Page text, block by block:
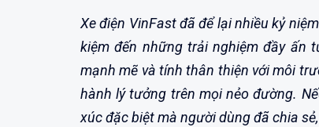
Xe điện VinFast đã để lại nhiều kỷ
kiệm đến những trải nghiệm đầy ấn
mạnh mẽ và tính thân thiện với môi
hành lý tưởng trên mọi nẻo đường.
xúc đặc biệt mà người dùng đã chia